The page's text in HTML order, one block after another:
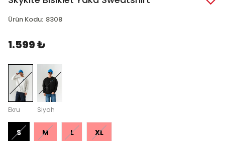
Ürün Kodu: 8308
1.599 ₺
Ekru Siyah
S M L XL